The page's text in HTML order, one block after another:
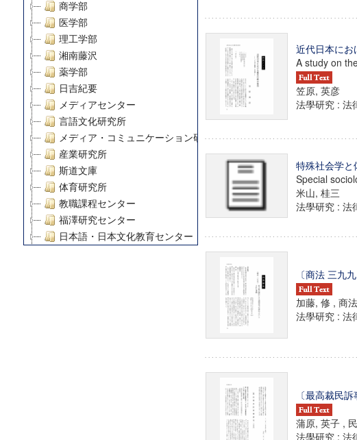
商学部
医学部
理工学部
湘南藤沢
薬学部
日吉紀要
メディアセンター
言語文化研究所
メディア・コミュニケーション研究所
産業研究所
斯道文庫
体育研究所
教職課程センター
福澤研究センター
日本語・日本文化教育センター
デジタルメディア・コンテンツ統合研究センター
グローバルリサーチインスティテュート
慶應義塾大学グローバルCOEプログラム論理と感性の先端的教育研究
博士課程教育リーディングプログラム「超成熟社会発展のサイエン
近代日本にお
A study on
笠原, 英彦
法學研究 : 法
特殊社会学
Special
米山, 桂三
法學研究 : 法
〔商法 三九
加藤, 修 , 商
法學研究 : 法
〔最高裁民
蒲原, 英子 ,
法學研究 : 法